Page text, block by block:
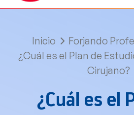
Inicio
Forjando
¿Cuál es el Plan de
Cirujano?
¿Cuál es el